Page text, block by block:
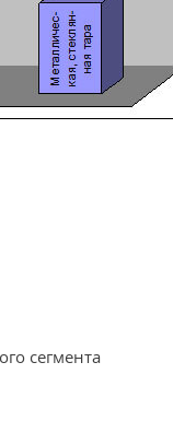
сегмента